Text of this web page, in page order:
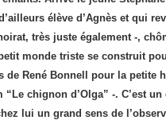
élève d’Agnès et qui
très juste également -,
monde triste se construit
René Bonnell pour la petite
chignon d’Olga” -. C’est
lui un grand sens de